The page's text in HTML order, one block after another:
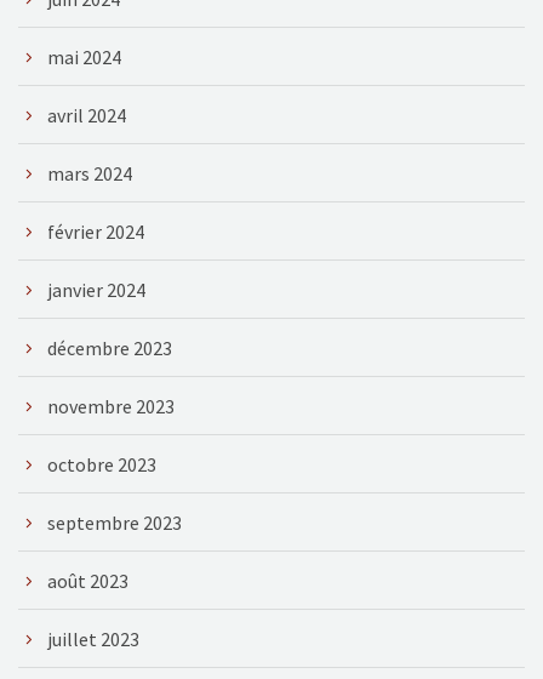
mai 2024
avril 2024
mars 2024
février 2024
janvier 2024
décembre 2023
novembre 2023
octobre 2023
septembre 2023
août 2023
juillet 2023